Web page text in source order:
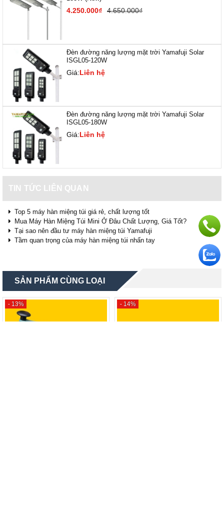
4.250.000₫ 4.650.000₫
Đèn đường năng lượng mặt trời Yamafuji Solar
ISGL05-120W
Giá:Liên hệ
Đèn đường năng lượng mặt trời Yamafuji Solar
ISGL05-180W
Giá:Liên hệ
TIN TỨC LIÊN QUAN
Top 5 máy hàn miệng túi giá rẻ, chất lượng tốt
Mua Máy Hàn Miệng Túi Mini Ở Đâu Chất Lượng, Giá Tốt?
Tại sao nên đầu tư máy hàn miệng túi Yamafuji
Tầm quan trọng của máy hàn miệng túi nhấn tay
SẢN PHẨM CÙNG LOẠI
- 13% - 14%